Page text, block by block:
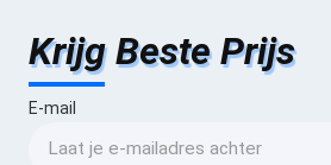
Krijg Beste Prijs
E-mail